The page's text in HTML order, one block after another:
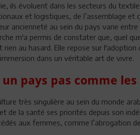
ils évoluent dans les secteurs du
et logistiques, de l’assemblage et
ancienneté au sein du pays varie entre
m'a permis de constater que, quel
au hasard. Elle repose sur
dans un véritable art de vivre.
un pays pas comme
très singulière au sein du monde
de la santé ses priorités depuis son
aux femmes, comme l’abrogation